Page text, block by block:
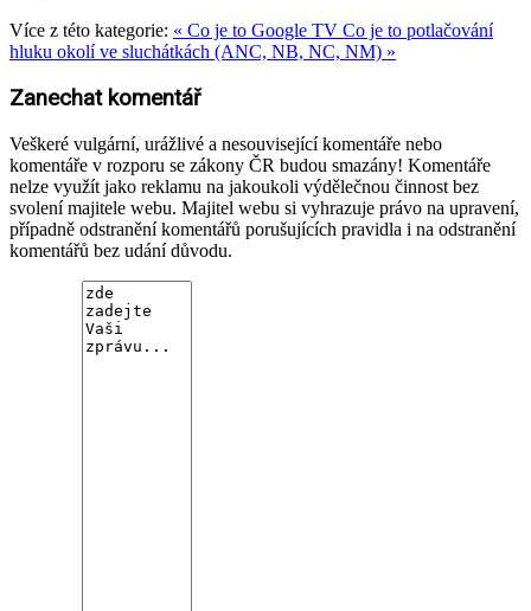
Více z této kategorie: « Co je to Google TV Co je to potlačování
hluku okolí ve sluchátkách (ANC, NB, NC, NM) »
Zanechat komentář
Veškeré vulgární, urážlivé a nesouvisející komentáře nebo
komentáře v rozporu se zákony ČR budou smazány! Komentáře
nelze využít jako reklamu na jakoukoli výdělečnou činnost bez
svolení majitele webu. Majitel webu si vyhrazuje právo na upravení,
případně odstranění komentářů porušujících pravidla i na odstranění
komentářů bez udání důvodu.